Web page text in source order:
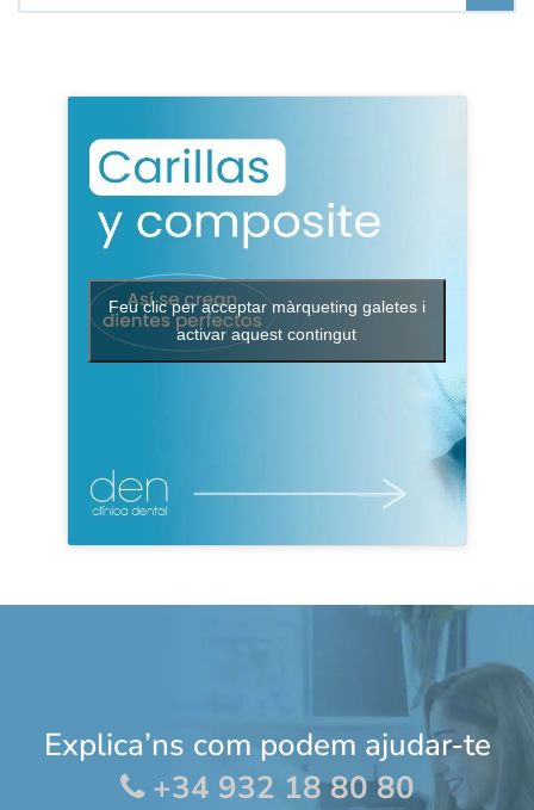
Feu clic per acceptar màrqueting galetes i
activar aquest contingut
Explica’ns com podem ajudar-te
+34 932 18 80 80